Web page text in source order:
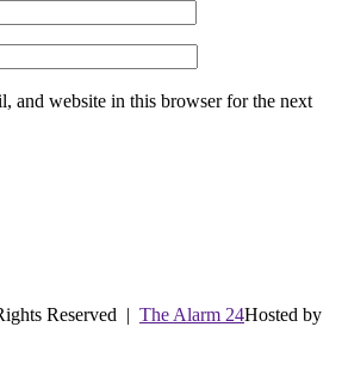
and website in this browser for the next
Reserved | The Alarm 24Hosted by